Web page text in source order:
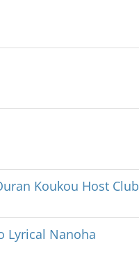
Koukou Host Club
Lyrical Nanoha